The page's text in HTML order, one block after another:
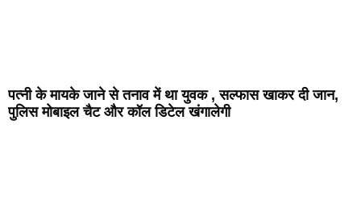
पत्नी के मायके जाने से तनाव में था युवक , सल्फास खाकर दी जान,
पुलिस मोबाइल चैट और कॉल डिटेल खंगालेगी